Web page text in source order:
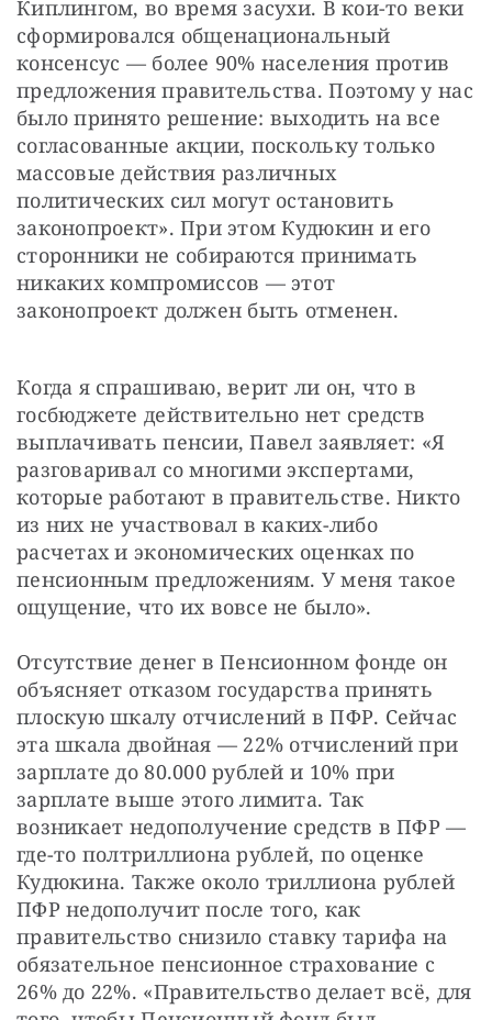
Киплингом, во время засухи. В кои-то веки
сформировался общенациональный
консенсус — более 90% населения против
предложения правительства. Поэтому у нас
было принято решение: выходить на все
согласованные акции, поскольку только
массовые действия различных
политических сил могут остановить
законопроект». При этом Кудюкин и его
сторонники не собираются принимать
никаких компромиссов — этот
законопроект должен быть отменен.
Когда я спрашиваю, верит ли он, что в
госбюджете действительно нет средств
выплачивать пенсии, Павел заявляет: «Я
разговаривал со многими экспертами,
которые работают в правительстве. Никто
из них не участвовал в каких-либо
расчетах и экономических оценках по
пенсионным предложениям. У меня такое
ощущение, что их вовсе не было».
Отсутствие денег в Пенсионном фонде он
объясняет отказом государства принять
плоскую шкалу отчислений в ПФР. Сейчас
эта шкала двойная — 22% отчислений при
зарплате до 80.000 рублей и 10% при
зарплате выше этого лимита. Так
возникает недополучение средств в ПФР —
где-то полтриллиона рублей, по оценке
Кудюкина. Также около триллиона рублей
ПФР недополучит после того, как
правительство снизило ставку тарифа на
обязательное пенсионное страхование с
26% до 22%. «Правительство делает всё, для